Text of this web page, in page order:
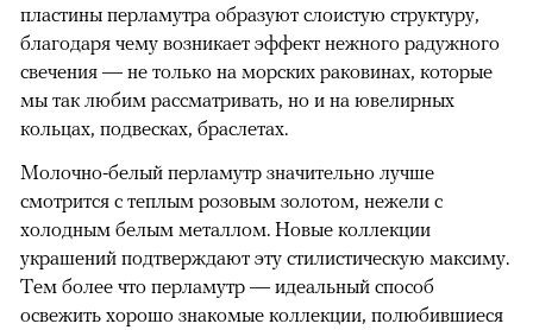
пластины перламутра образуют слоистую структуру,
благодаря чему возникает эффект нежного радужного
свечения — не только на морских раковинах, которые
мы так любим рассматривать, но и на ювелирных
кольцах, подвесках, браслетах.
Молочно-белый перламутр значительно лучше
смотрится с теплым розовым золотом, нежели с
холодным белым металлом. Новые коллекции
украшений подтверждают эту стилистическую максиму.
Тем более что перламутр — идеальный способ
освежить хорошо знакомые коллекции, полюбившиеся